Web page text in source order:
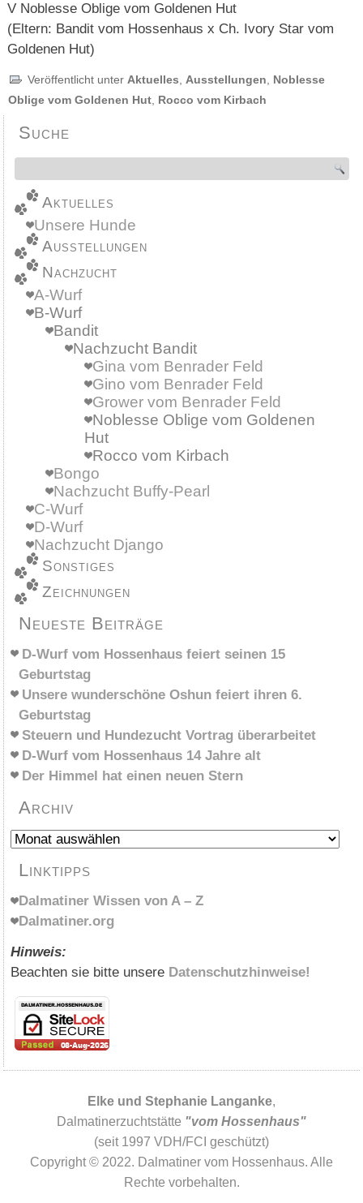
V Noblesse Oblige vom Goldenen Hut
(Eltern: Bandit vom Hossenhaus x Ch. Ivory Star vom
Goldenen Hut)
Veröffentlicht unter Aktuelles,Ausstellungen, Noblesse
Oblige vom Goldenen Hut, Rocco vom Kirbach
Suche
Aktuelles
Unsere Hunde
Ausstellungen
Nachzucht
A-Wurf
B-Wurf
Bandit
Nachzucht Bandit
Gina vom Benrader Feld
Gino vom Benrader Feld
Grower vom Benrader Feld
Noblesse Oblige vom Goldenen
Hut
Rocco vom Kirbach
Bongo
Nachzucht Buffy-Pearl
C-Wurf
D-Wurf
Nachzucht Django
Sonstiges
Zeichnungen
Neueste Beiträge
D-Wurf vom Hossenhaus feiert seinen 15
Geburtstag
Unsere wunderschöne Oshun feiert ihren 6.
Geburtstag
Steuern und Hundezucht Vortrag überarbeitet
D-Wurf vom Hossenhaus 14 Jahre alt
Der Himmel hat einen neuen Stern
Archiv
Archiv
Linktipps
Dalmatiner Wissen von A – Z
Dalmatiner.org
Hinweis:
Beachten sie bitte unsere Datenschutzhinweise!
Elke und Stephanie Langanke,
Dalmatinerzuchtstätte "vom Hossenhaus"
(seit 1997 VDH/FCI geschützt)
Copyright © 2022. Dalmatiner vom Hossenhaus. Alle
Rechte vorbehalten.